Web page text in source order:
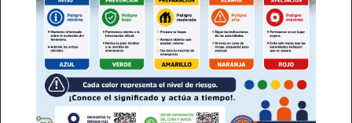
SUSCRÍBETE AHORA
Empresa
Lo + Popular
Llaman a difundir ‘Campeche en 60
segundos’